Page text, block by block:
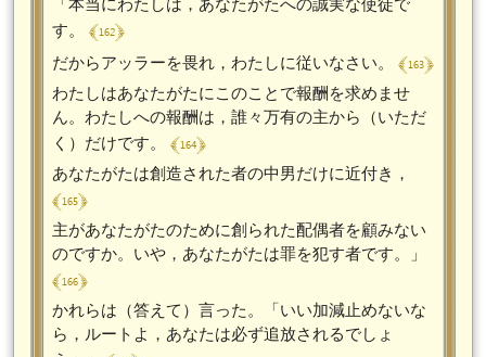
す。 ﴾ 162 ﴿
だからアッラーを畏れ，わたしに従いなさい。 ﴾ 163 ﴿
わたしはあなたがたにこのことで報酬を求めませ
ん。わたしへの報酬は，誰々万有の主から（いただ
く）だけです。 ﴾ 164 ﴿
あなたがたは創造された者の中男だけに近付き，
﴾ 165 ﴿
主があなたがたのために創られた配偶者を顧みない
のですか。いや，あなたがたは罪を犯す者です。」
﴾ 166 ﴿
かれらは（答えて）言った。「いい加減止めないな
ら，ルートよ，あなたは必ず追放されるでしょ